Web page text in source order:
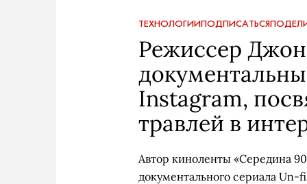
ТЕХНОЛОГИИПОДПИСАТЬСЯ
Режиссер
Instagram,
травлей в
Автор киноленты «Середина
документального сериала Un-